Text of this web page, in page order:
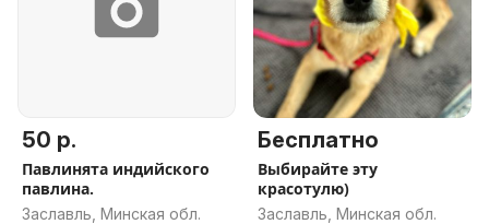
50 р.
Павлинята индийского
павлина.
Заславль, Минская обл.
Бесплатно
Выбирайте эту
красотулю)
Заславль, Минская обл.